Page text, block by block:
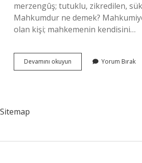
merzengûş; tutuklu, zikredilen,
Mahkumdur ne demek?
olan kişi; mahkemenin kendisini…
Devamını okuyun Mahkum
Ne
Yorum Bırak
Sitemap